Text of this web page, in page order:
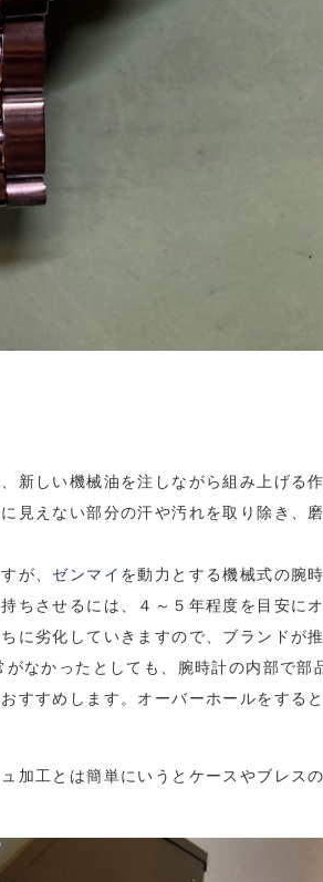
新しい機械油を注しながら組み上げる
見えない部分の汗や汚れを取り除き、
が、 ゼンマイ を動力とする機械式の腕
ちさせるには、４～５年程度を目安に
に劣化していきますので、ブランドが
なかったとしても、腕時計の内部で
すすめします。オーバーホールをする
加工とは簡単にいうとケースやブレス